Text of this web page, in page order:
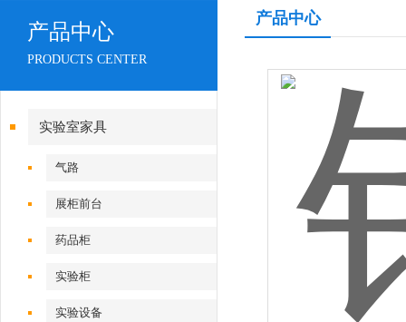
产品中心
PRODUCTS CENTER
实验室家具
气路
展柜前台
药品柜
实验柜
实验设备
产品中心